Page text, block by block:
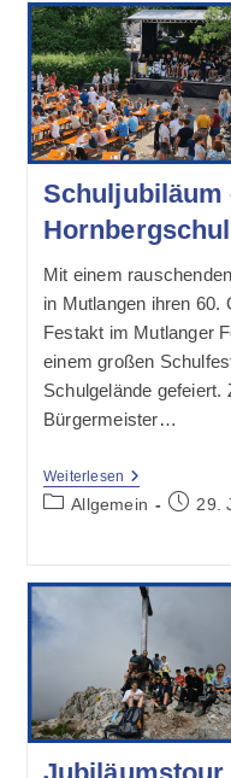
52
Zeugnisse
Über
Die
Mittlere
Reife
Und
14
An
Der
Schuljubiläum
Mit einem
in Mutlangen ihren 60.
Festakt im Mutlanger
einem großen
Schulgelände
Bürgermeister…
Weiterlesen Schuljubiläum
60
Beitrags-
Allgemein
Beitrag
29.